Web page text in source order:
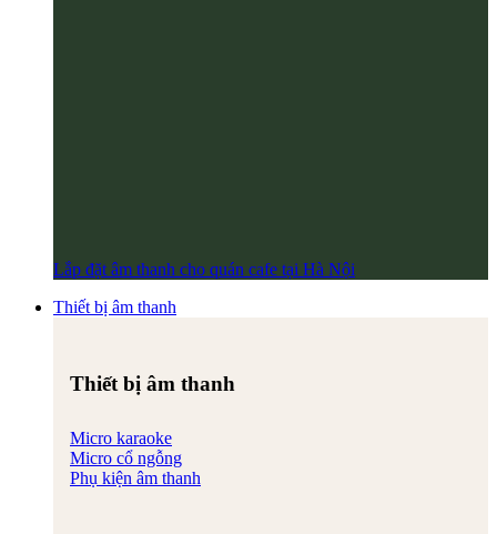
Lắp đặt âm thanh cho quán cafe tại Hà Nội
Thiết bị âm thanh
Thiết bị âm thanh
Micro karaoke
Micro cổ ngỗng
Phụ kiện âm thanh